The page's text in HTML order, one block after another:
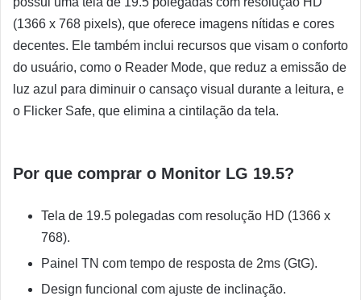
(1366 x 768 pixels), que oferece imagens nítidas e cores
decentes. Ele também inclui recursos que visam o conforto
do usuário, como o Reader Mode, que reduz a emissão de
luz azul para diminuir o cansaço visual durante a leitura, e
o Flicker Safe, que elimina a cintilação da tela.
Por que comprar o Monitor LG 19.5?
Tela de 19.5 polegadas com resolução HD (1366 x
768).
Painel TN com tempo de resposta de 2ms (GtG).
Design funcional com ajuste de inclinação.